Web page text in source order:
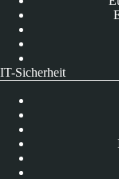
IT-Sicherheit